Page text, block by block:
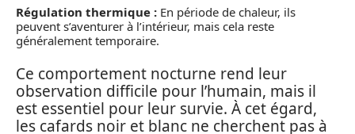
Régulation thermique : En période de chaleur, ils
peuvent s’aventurer à l’intérieur, mais cela reste
généralement temporaire.
Ce comportement nocturne rend leur
observation difficile pour l’humain, mais il
est essentiel pour leur survie. À cet égard,
les cafards noir et blanc ne cherchent pas à